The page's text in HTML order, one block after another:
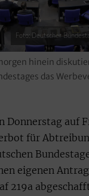
Foto: Deutscher
hinein
das
Donnerstag auf
für
eigenen
219a